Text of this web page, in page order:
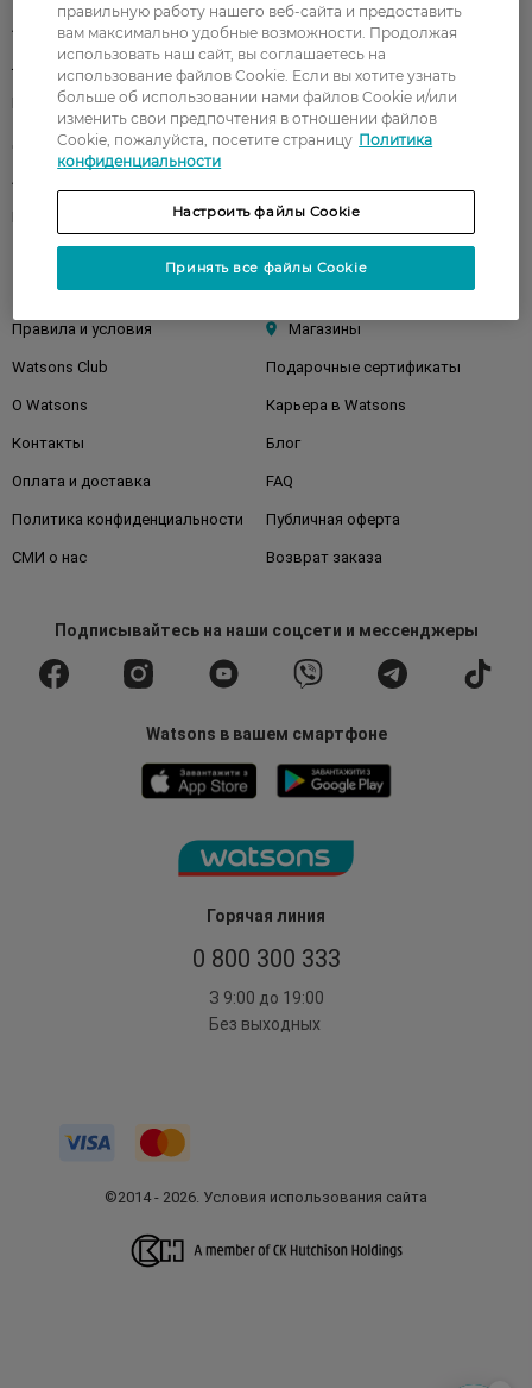
Горячая линия
0 800 300 333
З 9:00 до 19:00
Без выходных
Акции Макияж
Лицо Тело
Подарки Детям
Волосы
Аксессуары
Клиентам
Правила и условия Магазины
Watsons Club Подарочные сертификаты
О Watsons Карьера в Watsons
Контакты Блог
Оплата и доставка FAQ
Политика конфиденциальности Публичная оферта
СМИ о нас Возврат заказа
Подписывайтесьна наши соцсети и мессенджеры
Watsons в вашем смартфоне
©2014 - 2026. Условия использования сайта
правильную работу нашего веб-сайта и предоставить
вам максимально удобные возможности. Продолжая
использовать наш сайт, вы соглашаетесь на
использование файлов Cookie. Если вы хотите узнать
больше об использовании нами файлов Cookie и/или
изменить свои предпочтения в отношении файлов
Cookie, пожалуйста, посетите страницу Политика
конфиденциальности
Настроить файлы Cookie
Принять все файлы Cookie